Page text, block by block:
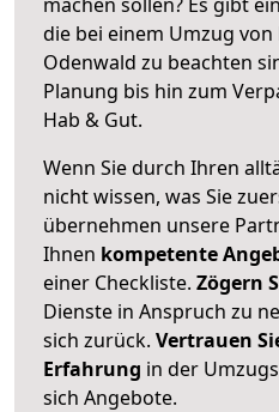
die bei einem Umzug
Odenwald zu beachten
Planung bis hin zum
Hab & Gut.
Wenn Sie durch Ihren
nicht wissen, was Sie
übernehmen unsere
Ihnen kompetente
einer Checkliste. Zögern
Dienste in Anspruch zu
sich zurück. Vertrauen
Erfahrung in der
sich Angebote.